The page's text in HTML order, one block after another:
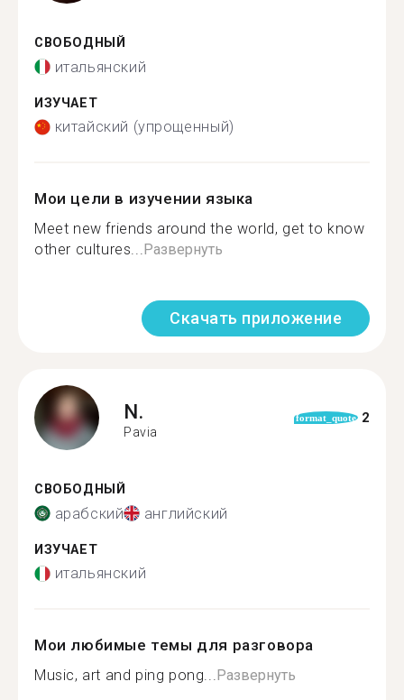
СВОБОДНЫЙ
итальянский
ИЗУЧАЕТ
китайский (упрощенный)
Мои цели в изучении языка
Meet new friends around the world, get to know
other cultures...Развернуть
Скачать приложение
N.
Pavia
format_quote 2
СВОБОДНЫЙ
арабский английский
ИЗУЧАЕТ
итальянский
Мои любимые темы для разговора
Music, art and ping pong...Развернуть